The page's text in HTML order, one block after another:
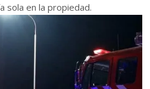
sola en la propiedad.